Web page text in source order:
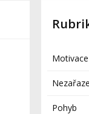
Motivace
Pohyb